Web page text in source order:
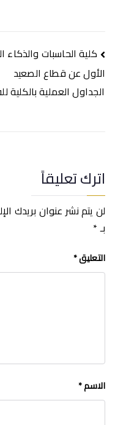
تصفّح
المقالات
كلية الحاسبات
الأول عن قطاع الصعيد
الجداول العملية بالكلية
اترك تعليقاً
لن يتم نشر عنوان بريدك
بـ*
التعليق*
الاسم*